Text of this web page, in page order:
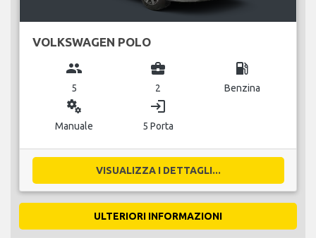
VOLKSWAGEN POLO
group
5
business_center
2
local_gas_station
Benzina
miscellaneous_services
Manuale
login
5 Porta
VISUALIZZA I DETTAGLI...
ULTERIORI INFORMAZIONI